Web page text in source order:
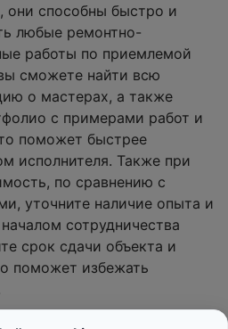
способны быстро и
любые ремонтно-
работы по приемлемой
сможете найти всю
о мастерах, а также
с примерами работ и
поможет быстрее
исполнителя. Также при
по сравнению с
уточните наличие опыта и
сотрудничества
срок сдачи объекта и
поможет избежать